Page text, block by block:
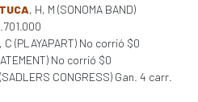
, H, M (SONOMA BAND)
C (PLAYAPART) No corrió $0
No corrió $0
CONGRESS) Gan. 4 carr.